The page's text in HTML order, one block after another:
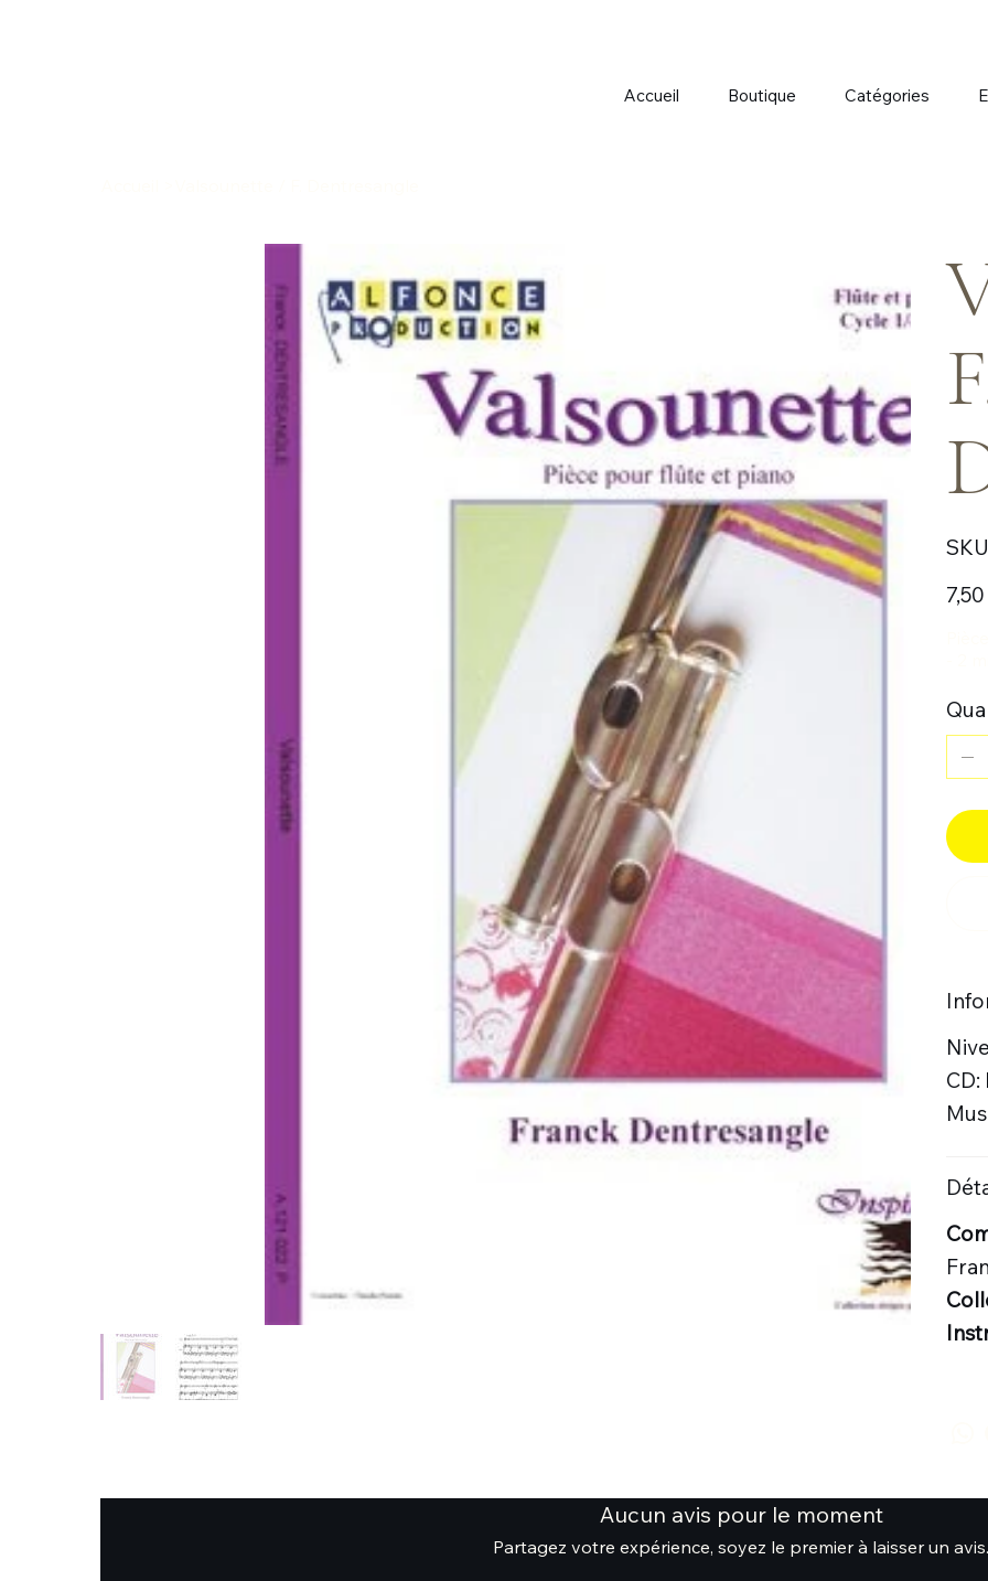
Accueil Boutique Catégories
CD:
Aucun avis pour le moment
Partagez votre expérience, soyez le premier à laisser un avis.